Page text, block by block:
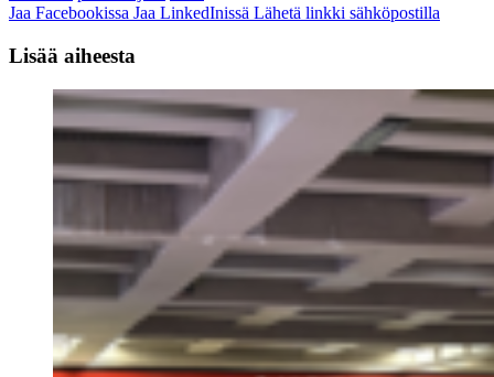
Jaa Facebookissa Jaa LinkedInissä Lähetä linkki sähköpostilla
Lisää aiheesta